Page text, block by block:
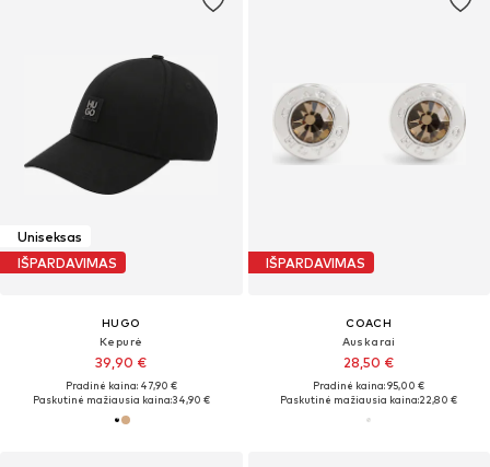
Uniseksas
IŠPARDAVIMAS
HUGO
Kepurė
39,90 €
Pradinė kaina: 47,90 €
Paskutinė mažiausia kaina:34,90 €
IŠPARDAVIMAS
COACH
Auskarai
28,50 €
Pradinė kaina: 95,00 €
Paskutinė mažiausia kaina:22,80 €